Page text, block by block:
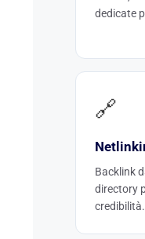
dedicate
🔗
Backlink
directory
credibilità.